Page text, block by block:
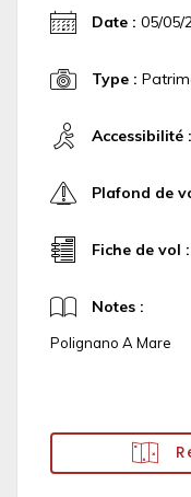
Date : 05/05/
Type :
Accessibilité :
Plafond de
Fiche de vol :
Notes :
Polignano A Mare